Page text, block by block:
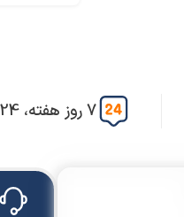
7 روز هفته، 24 ساعت